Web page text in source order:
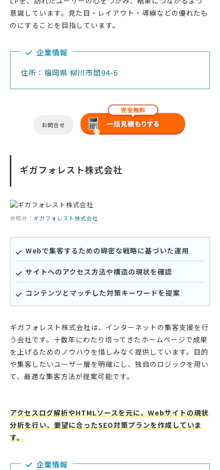
意識しています。見た目・レイアウト・導線などの優れたも
のにすることを目指しています。
企業情報
住所：福岡県 柳川市間94-6
お問合せ
ギガフォレスト株式会社
参照元： ギガフォレスト株式会社
Webで集客するための綿密な戦略に基づいた運用
サイトへのアクセス方法や構造の現状を確認
コンテンツとマッチした対策キーワードを提案
ギガフォレスト株式会社は、インターネットの集客支援を行
う会社です。十数年にわたり培ってきたホームページで成果
を上げるためのノウハウを惜しみなく提供しています。目的
や集客したいユーザー層を明確にし、独自のロジックを用い
て、最適な集客方法が提案可能です。
アクセスログ解析やHTMLソースを元に、Webサイトの現状
分析を行い、要望に合ったSEO対策プランを作成していま
す。
企業情報